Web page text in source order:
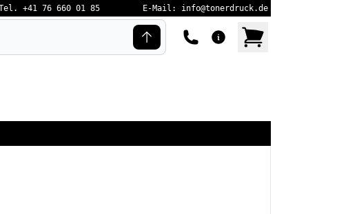
+41 76 660 01 85 E-Mail: info@tonerdruck.de